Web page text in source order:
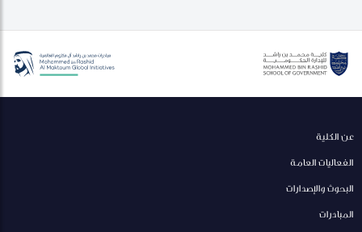
عن الكلية
الفعاليات العامة
البحوث والإصدارات
المبادرات